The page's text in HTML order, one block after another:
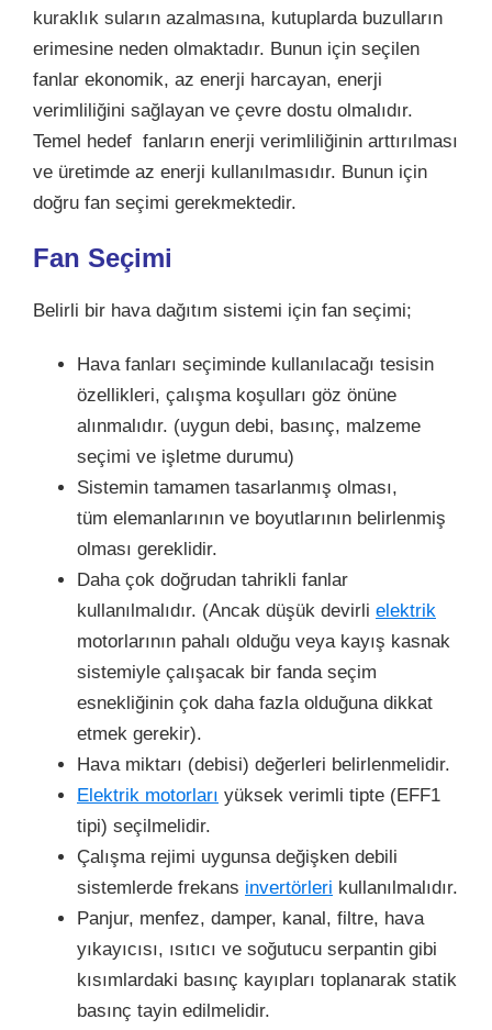
kuraklık suların azalmasına, kutuplarda buzulların
erimesine neden olmaktadır. Bunun için seçilen
fanlar ekonomik, az enerji harcayan, enerji
verimliliğini sağlayan ve çevre dostu olmalıdır.
Temel hedef fanların enerji verimliliğinin arttırılması
ve üretimde az enerji kullanılmasıdır. Bunun için
doğru fan seçimi gerekmektedir.
Fan Seçimi
Belirli bir hava dağıtım sistemi için fan seçimi;
Hava fanları seçiminde kullanılacağı tesisin
özellikleri, çalışma koşulları göz önüne
alınmalıdır. (uygun debi, basınç, malzeme
seçimi ve işletme durumu)
Sistemin tamamen tasarlanmış olması,
tüm elemanlarının ve boyutlarının belirlenmiş
olması gereklidir.
Daha çok doğrudan tahrikli fanlar
kullanılmalıdır. (Ancak düşük devirli elektrik
motorlarının pahalı olduğu veya kayış kasnak
sistemiyle çalışacak bir fanda seçim
esnekliğinin çok daha fazla olduğuna dikkat
etmek gerekir).
Hava miktarı (debisi) değerleri belirlenmelidir.
Elektrik motorları yüksek verimli tipte (EFF1
tipi) seçilmelidir.
Çalışma rejimi uygunsa değişken debili
sistemlerde frekans invertörleri kullanılmalıdır.
Panjur, menfez, damper, kanal, filtre, hava
yıkayıcısı, ısıtıcı ve soğutucu serpantin gibi
kısımlardaki basınç kayıpları toplanarak statik
basınç tayin edilmelidir.